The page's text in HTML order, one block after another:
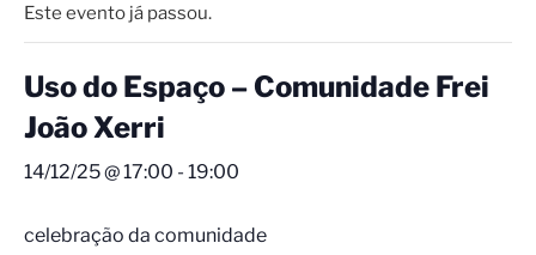
Este evento já passou.
Uso do Espaço – Comunidade Frei
João Xerri
14/12/25 @ 17:00 - 19:00
celebração da comunidade